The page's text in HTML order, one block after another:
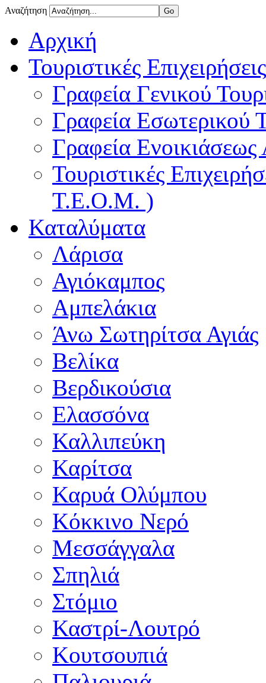
Αναζήτηση
Αρχική
Τουριστικές Επιχειρήσεις
Γραφεία Γενικού
Γραφεία Εσωτερικού
Γραφεία
Τουριστικές
Τ.Ε.Ο.Μ. )
Καταλύματα
Λάρισα
Αγιόκαμπος
Αμπελάκια
Άνω Σωτηρίτσα Αγιάς
Βελίκα
Βερδικούσια
Ελασσόνα
Καλλιπεύκη
Καρίτσα
Καρυά Ολύμπου
Κόκκινο Νερό
Μεσσάγγαλα
Σπηλιά
Στόμιο
Καστρί-Λουτρό
Κουτσουπιά